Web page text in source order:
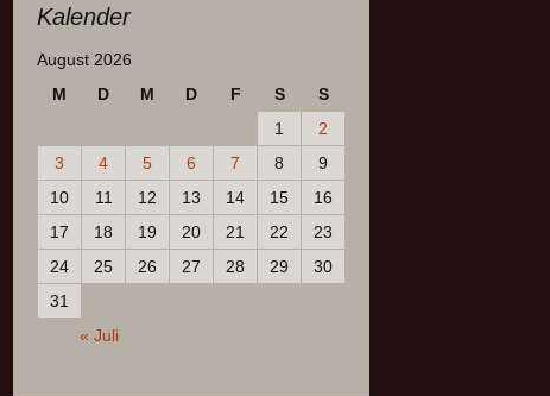
Kalender
August 2026
M
D M D F S
S
1
2
3
4 5 6 7 8
9
10
11 12 13 14 15
16
17
18 19 20 21 22
23
24
25 26 27 28 29
30
31
« Juli